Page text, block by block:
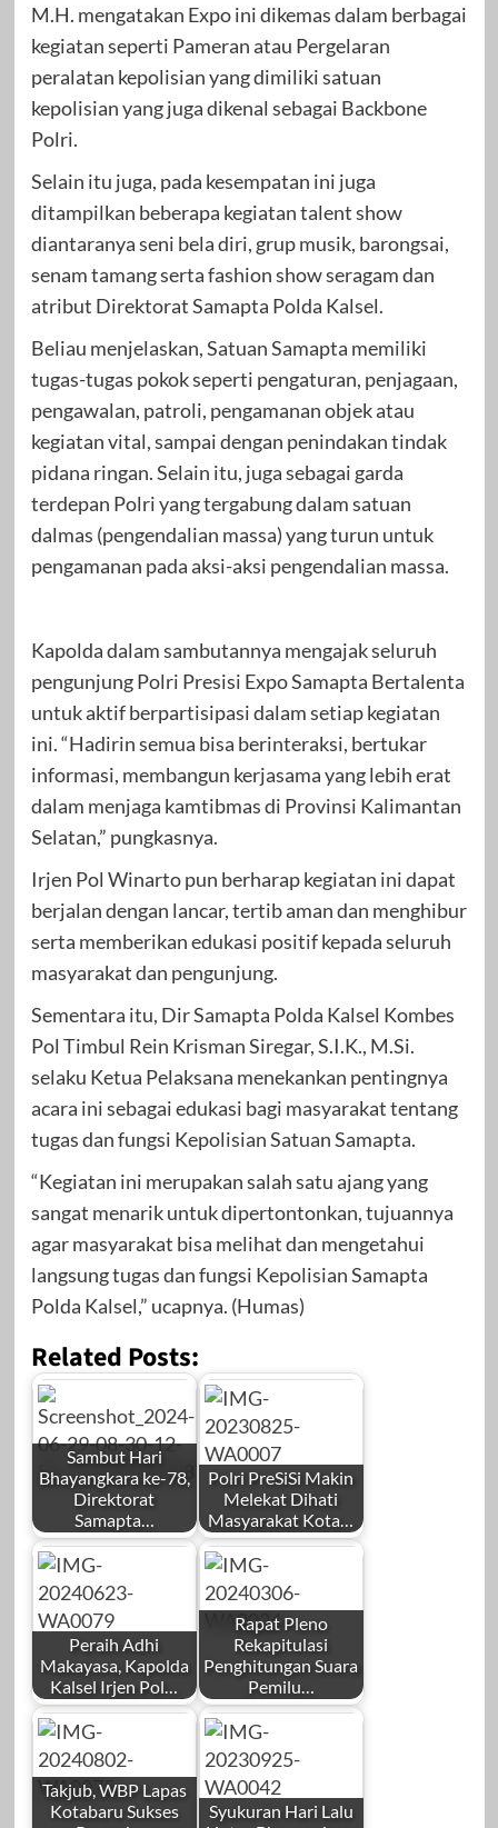
M.H. mengatakan Expo ini dikemas dalam berbagai
kegiatan seperti Pameran atau Pergelaran
peralatan kepolisian yang dimiliki satuan
kepolisian yang juga dikenal sebagai Backbone
Polri.
Selain itu juga, pada kesempatan ini juga
ditampilkan beberapa kegiatan talent show
diantaranya seni bela diri, grup musik, barongsai,
senam tamang serta fashion show seragam dan
atribut Direktorat Samapta Polda Kalsel.
Beliau menjelaskan, Satuan Samapta memiliki
tugas-tugas pokok seperti pengaturan, penjagaan,
pengawalan, patroli, pengamanan objek atau
kegiatan vital, sampai dengan penindakan tindak
pidana ringan. Selain itu, juga sebagai garda
terdepan Polri yang tergabung dalam satuan
dalmas (pengendalian massa) yang turun untuk
pengamanan pada aksi-aksi pengendalian massa.
Kapolda dalam sambutannya mengajak seluruh
pengunjung Polri Presisi Expo Samapta Bertalenta
untuk aktif berpartisipasi dalam setiap kegiatan
ini. “Hadirin semua bisa berinteraksi, bertukar
informasi, membangun kerjasama yang lebih erat
dalam menjaga kamtibmas di Provinsi Kalimantan
Selatan,” pungkasnya.
Irjen Pol Winarto pun berharap kegiatan ini dapat
berjalan dengan lancar, tertib aman dan menghibur
serta memberikan edukasi positif kepada seluruh
masyarakat dan pengunjung.
Sementara itu, Dir Samapta Polda Kalsel Kombes
Pol Timbul Rein Krisman Siregar, S.I.K., M.Si.
selaku Ketua Pelaksana menekankan pentingnya
acara ini sebagai edukasi bagi masyarakat tentang
tugas dan fungsi Kepolisian Satuan Samapta.
“Kegiatan ini merupakan salah satu ajang yang
sangat menarik untuk dipertontonkan, tujuannya
agar masyarakat bisa melihat dan mengetahui
langsung tugas dan fungsi Kepolisian Samapta
Polda Kalsel,” ucapnya. (Humas)
Related Posts:
Sambut Hari
Bhayangkara ke-78,
Direktorat
Samapta…
Polri PreSiSi Makin
Melekat Dihati
Masyarakat Kota…
Peraih Adhi
Makayasa, Kapolda
Kalsel Irjen Pol…
Rapat Pleno
Rekapitulasi
Penghitungan Suara
Pemilu…
Takjub, WBP Lapas
Kotabaru Sukses
Syukuran Hari Lalu